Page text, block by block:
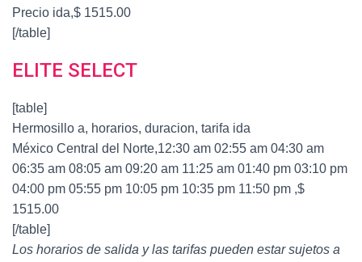
Precio ida,$ 1515.00
[/table]
ELITE SELECT
[table]
Hermosillo a, horarios, duracion, tarifa ida
México Central del Norte,12:30 am 02:55 am 04:30 am
06:35 am 08:05 am 09:20 am 11:25 am 01:40 pm 03:10 pm
04:00 pm 05:55 pm 10:05 pm 10:35 pm 11:50 pm ,$
1515.00
[/table]
Los horarios de salida y las tarifas pueden estar sujetos a